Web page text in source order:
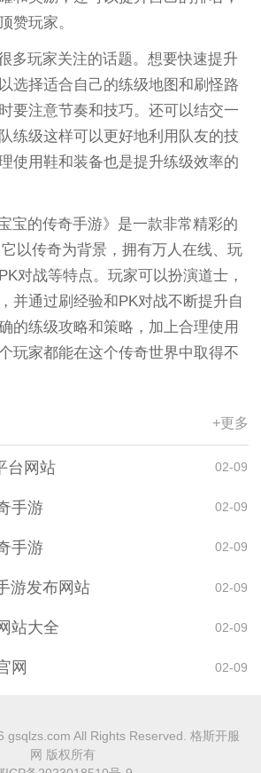
赞玩家。
多玩家关注的话题。想要快速提升
选择适合自己的练级地图和刷怪路
要注意节奏和技巧。还可以结交一
练级这样可以更好地利用队友的技
使用鞋和装备也是提升练级效率的
宝的传奇手游》是一款非常精彩的
以传奇为背景，拥有万人在线、玩
对战等特点。玩家可以扮演道士，
并通过刷经验和PK对战不断提升自
的练级攻略和策略，加上合理使用
玩家都能在这个传奇世界中取得不
+更多
台网站 02-09
手游 02-09
手游 02-09
游发布网站 02-09
站大全 02-09
网 02-09
gsqlzs.com All Rights Reserved. 格斯开服
网 版权所有